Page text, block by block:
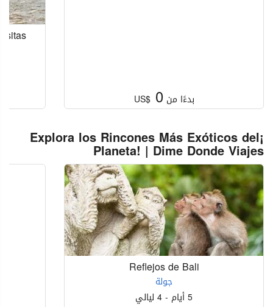
بدءًا من US$0
¡Explora los Rincones Más Exóticos del
Planeta! | Dime Donde Viajes
Reflejos de Bali
جولة
5 أيام - 4 ليالي